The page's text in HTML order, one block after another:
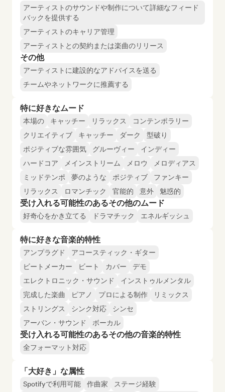
アーティストのサウンドや制作について詳細なフィード
バックを提供する
アーティストのキャリア管理
アーティストとの契約または楽曲のリリース
その他
アーティストに建設的なアドバイスを送る
チームやネットワークに推薦する
特に好きなムード
本場の キャッチー リラックス
コンテンポラリー
クリエイティブ
キャッチー ダーク
型破り
ポジティブな雰囲気
グルーヴィー
インディー
ハードコア
メインストリーム メロウ
メロディアス
ミッドテンポ
夢のような ポジティブ
ファンキー
リラックス
ロマンチック 官能的 意外 魅惑的
受け入れる可能性のあるその他のムード
好奇心をかき立てる ドラマチック エネルギッシュ
特に好きな音楽的特性
アンプラグド
アコースティック・ギター
ビートメーカー
ビート カバー
デモ
エレクトロニック・サウンド
インストゥルメンタル
完成した楽曲
ピアノ プロによる制作
リミックス
ストリングス
シンク対応
シンセ
アーバン・サウンド
ボーカル
受け入れる可能性のあるその他の音楽的特性
全フォーマット対応
「大好き」な属性
Spotifyで利用可能 作曲家
ステージ経験